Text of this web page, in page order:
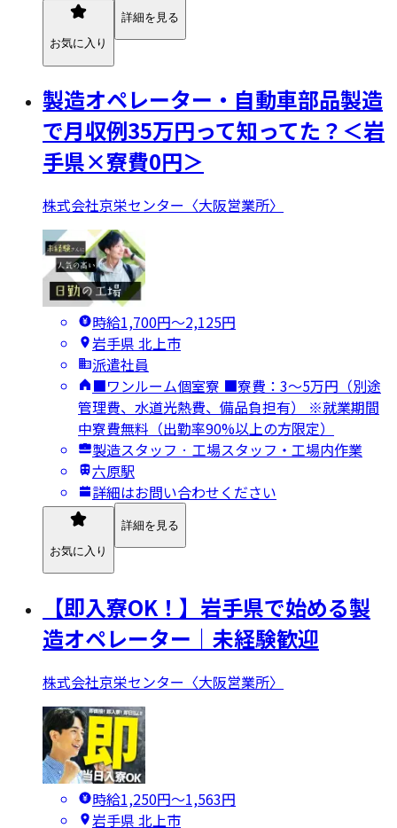
お気に入り
詳細を見る
製造オペレーター・自動車部品製造
で月収例35万円って知ってた？＜岩
手県×寮費0円＞
株式会社京栄センター〈大阪営業所〉
時給1,700円〜2,125円
岩手県 北上市
派遣社員
■ワンルーム個室寮 ■寮費：3～5万円（別途
管理費、水道光熱費、備品負担有） ※就業期間
中寮費無料（出勤率90%以上の方限定）
製造スタッフ · 工場スタッフ・工場内作業
六原駅
詳細はお問い合わせください
お気に入り
詳細を見る
【即入寮OK！】岩手県で始める製
造オペレーター｜未経験歓迎
株式会社京栄センター〈大阪営業所〉
時給1,250円〜1,563円
岩手県 北上市